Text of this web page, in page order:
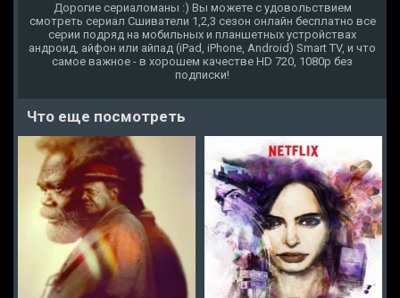
Дорогие сериаломаны :) Вы можете с удовольствием
смотреть сериал Сшиватели 1,2,3 сезон онлайн бесплатно все
серии подряд на мобильных и планшетных устройствах
андроид, айфон или айпад (iPad, iPhone, Android) Smart TV, и что
самое важное - в хорошем качестве HD 720, 1080p без
подписки!
Что еще посмотреть